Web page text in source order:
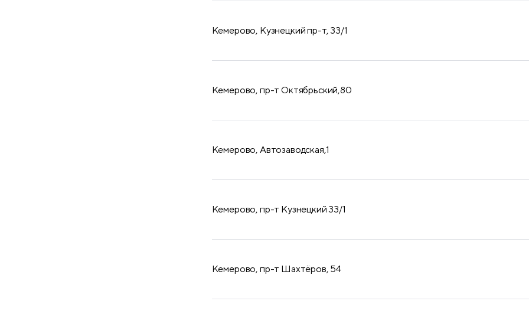
Кемерово, Кузнецкий пр-т, 33/1
​Кемерово, пр-т Октябрьский,80
​Кемерово, Автозаводская,1
​Кемерово, пр-т Кузнецкий 33/1
​Кемерово, пр-т Шахтёров, 54